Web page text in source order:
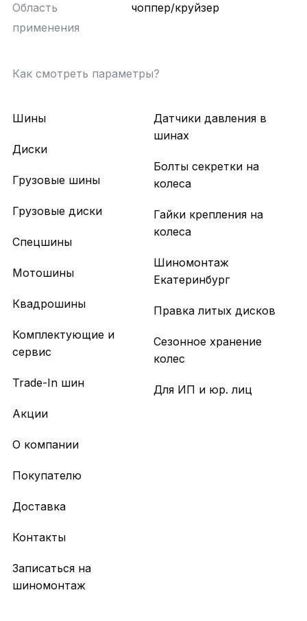
Область
применения
чоппер/круйзер
Как смотреть параметры?
Шины
Диски
Грузовые шины
Грузовые диски
Спецшины
Мотошины
Квадрошины
Комплектующие и
сервис
Trade-In шин
Акции
Датчики давления в
шинах
Болты секретки на
колеса
Гайки крепления на
колеса
Шиномонтаж
Екатеринбург
Правка литых дисков
Сезонное хранение
колес
Для ИП и юр. лиц
О компании
Покупателю
Доставка
Контакты
Записаться на
шиномонтаж